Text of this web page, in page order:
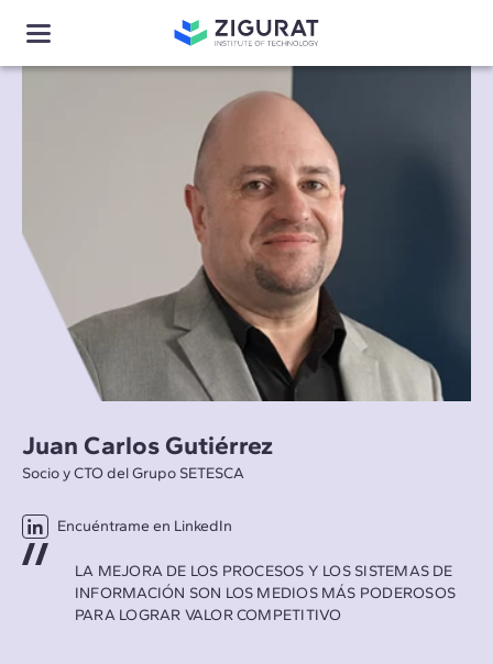
Juan Carlos Gutiérrez
Socio y CTO del Grupo SETESCA
Encuéntrame en LinkedIn
LA MEJORA DE LOS PROCESOS Y LOS SISTEMAS DE
INFORMACIÓN SON LOS MEDIOS MÁS PODEROSOS
PARA LOGRAR VALOR COMPETITIVO